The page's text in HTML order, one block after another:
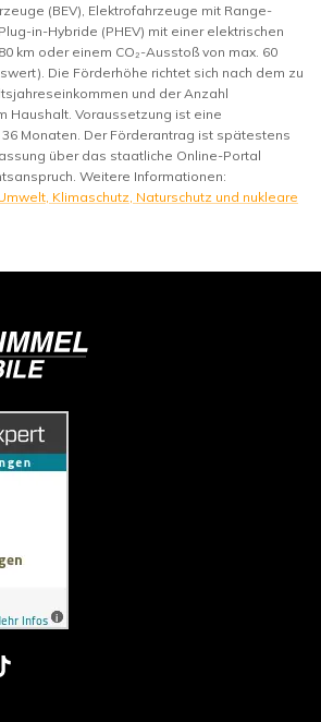
(BEV), Elektrofahrzeuge mit Range-
in-Hybride (PHEV) mit einer elektrischen
km oder einem CO₂-Ausstoß von max. 60
Die Förderhöhe richtet sich nach dem zu
und der Anzahl
Haushalt. Voraussetzung ist eine
Monaten. Der Förderantrag ist spätestens
über das staatliche Online-Portal
Weitere Informationen:
Klimaschutz, Naturschutz und nukleare